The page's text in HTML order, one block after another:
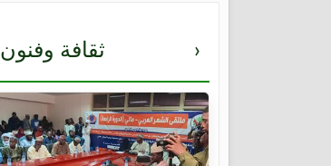
ثقافة وفنون ›